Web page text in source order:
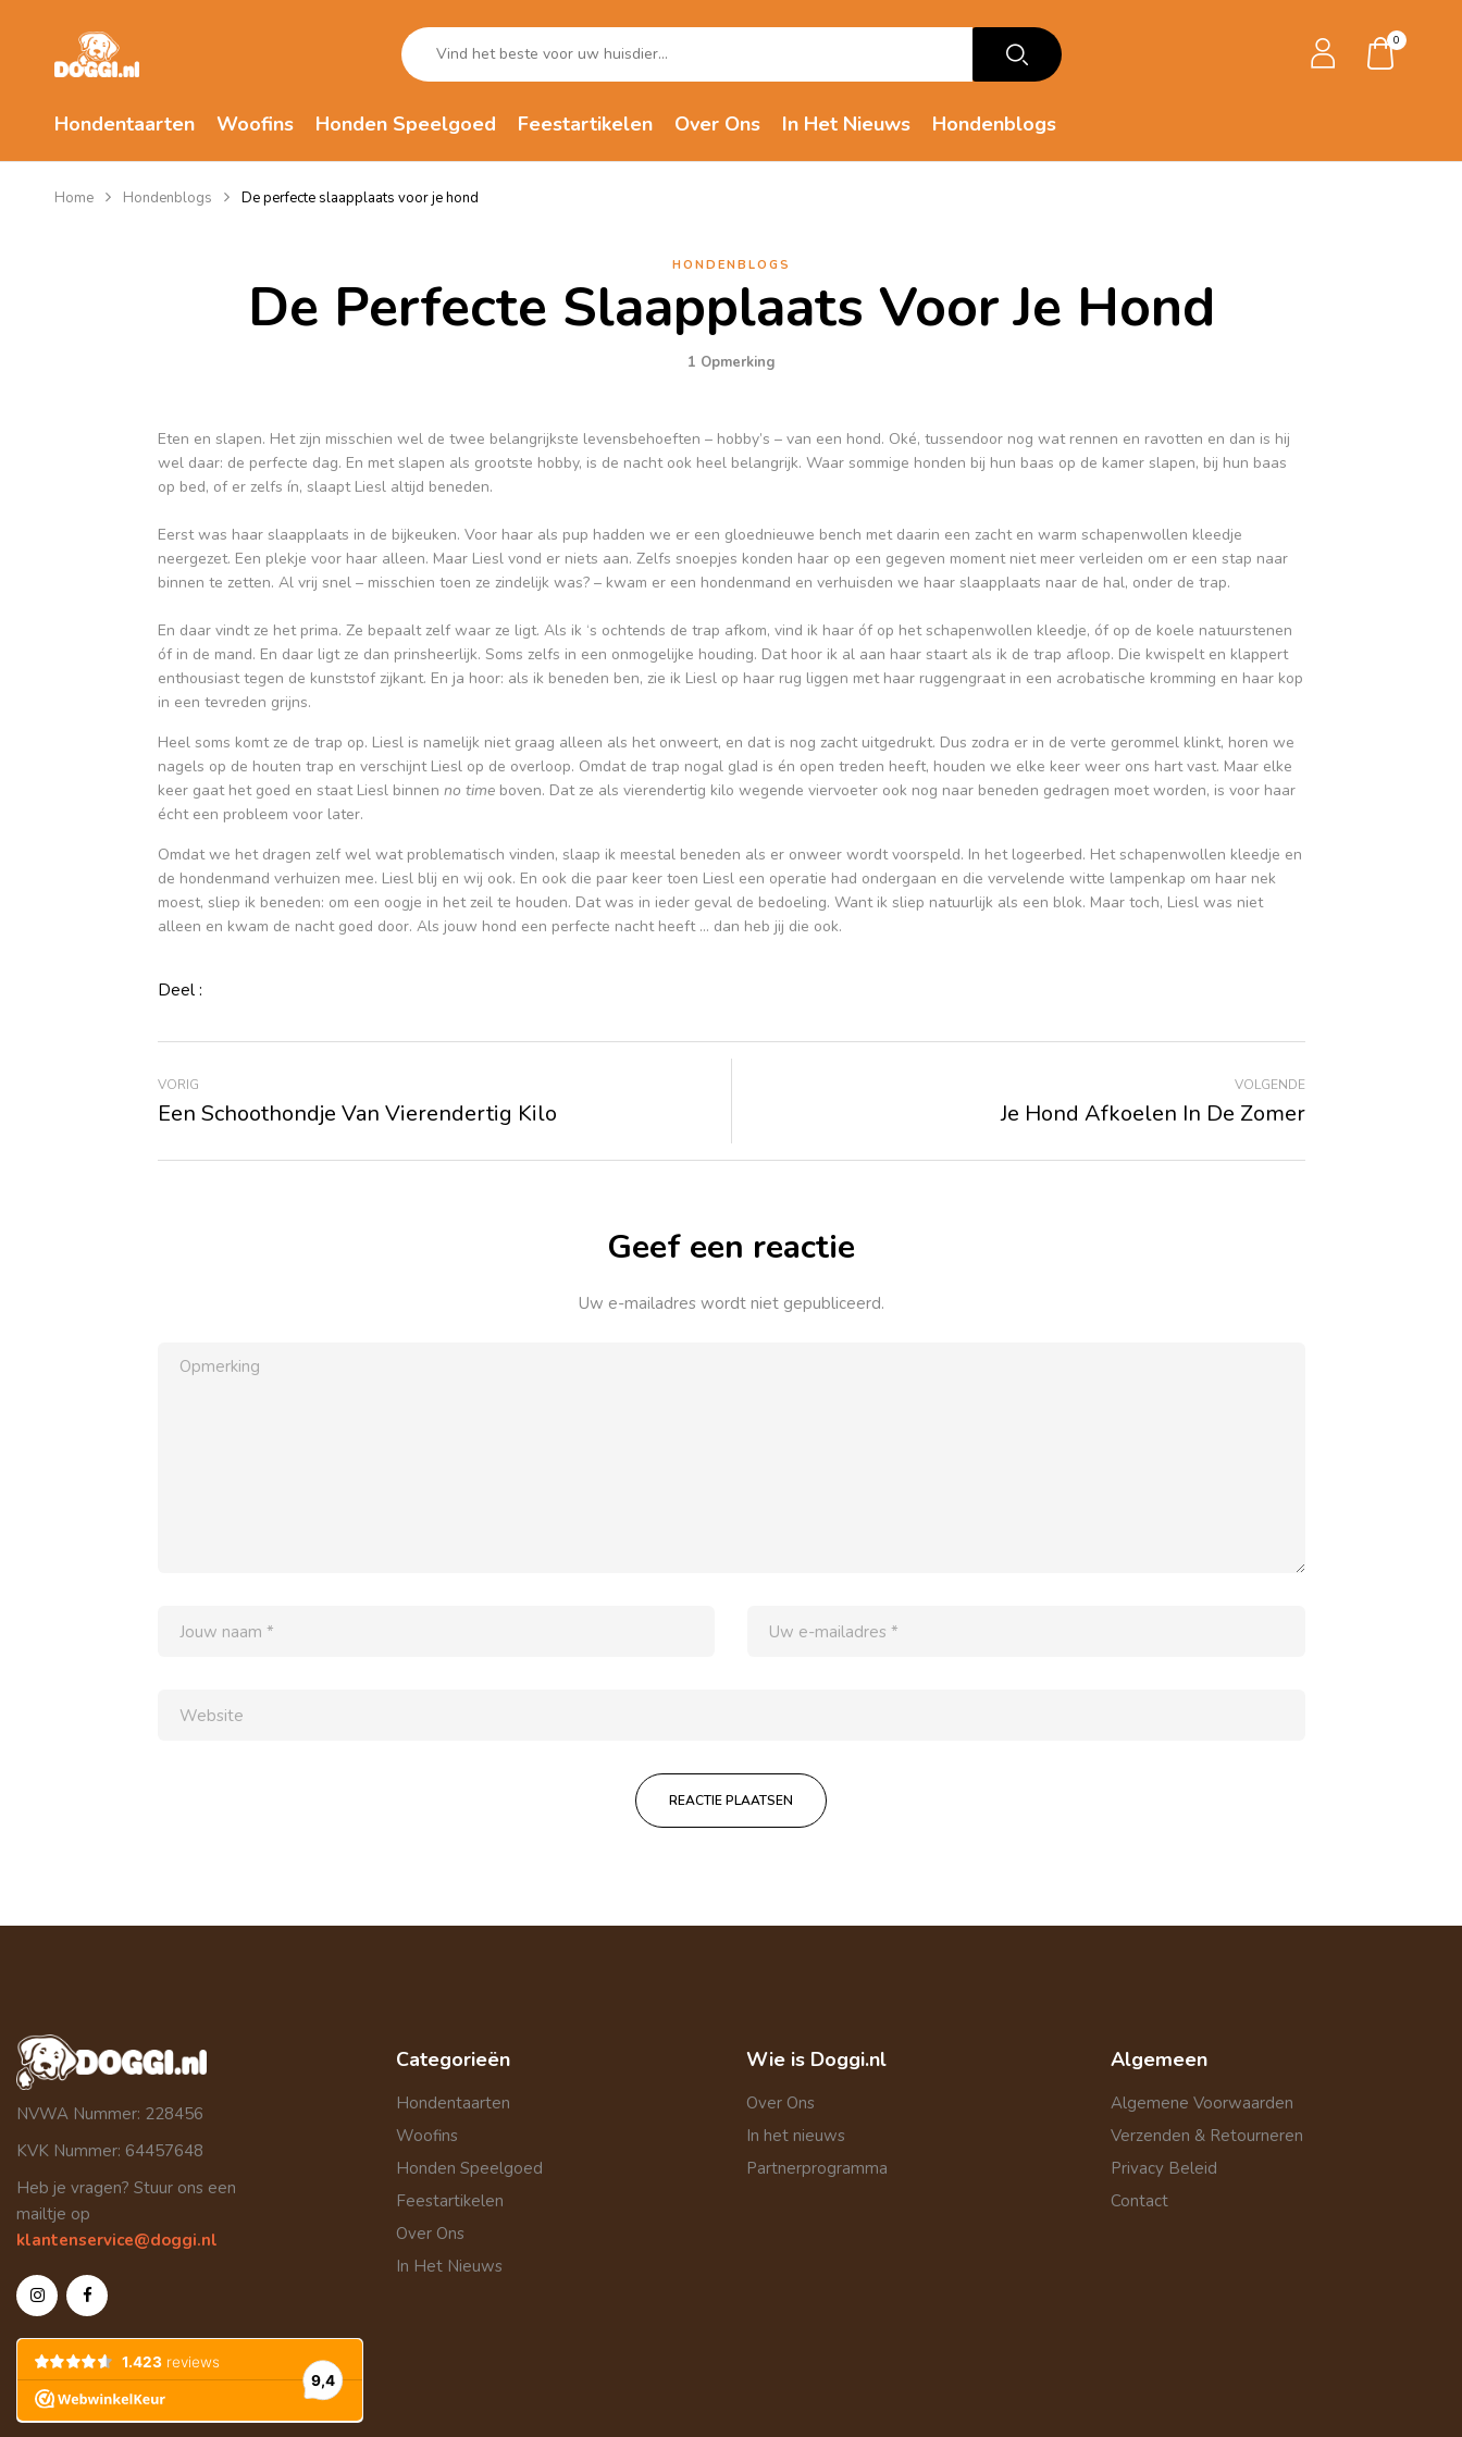
0
Hondentaarten Woofins Honden Speelgoed Feestartikelen Over Ons In Het Nieuws Hondenblogs
Home Hondenblogs De perfecte slaapplaats voor je hond
HONDENBLOGS
De Perfecte Slaapplaats Voor Je Hond
1 Opmerking
Eten en slapen. Het zijn misschien wel de twee belangrijkste levensbehoeften – hobby’s – van een hond. Oké, tussendoor nog wat rennen en ravotten en dan is hij
wel daar: de perfecte dag. En met slapen als grootste hobby, is de nacht ook heel belangrijk. Waar sommige honden bij hun baas op de kamer slapen, bij hun baas
op bed, of er zelfs ín, slaapt Liesl altijd beneden.
Eerst was haar slaapplaats in de bijkeuken. Voor haar als pup hadden we er een gloednieuwe bench met daarin een zacht en warm schapenwollen kleedje
neergezet. Een plekje voor haar alleen. Maar Liesl vond er niets aan. Zelfs snoepjes konden haar op een gegeven moment niet meer verleiden om er een stap naar
binnen te zetten. Al vrij snel – misschien toen ze zindelijk was? – kwam er een hondenmand en verhuisden we haar slaapplaats naar de hal, onder de trap.
En daar vindt ze het prima. Ze bepaalt zelf waar ze ligt. Als ik ‘s ochtends de trap afkom, vind ik haar óf op het schapenwollen kleedje, óf op de koele natuurstenen
óf in de mand. En daar ligt ze dan prinsheerlijk. Soms zelfs in een onmogelijke houding. Dat hoor ik al aan haar staart als ik de trap afloop. Die kwispelt en klappert
enthousiast tegen de kunststof zijkant. En ja hoor: als ik beneden ben, zie ik Liesl op haar rug liggen met haar ruggengraat in een acrobatische kromming en haar kop
in een tevreden grijns.
Heel soms komt ze de trap op. Liesl is namelijk niet graag alleen als het onweert, en dat is nog zacht uitgedrukt. Dus zodra er in de verte gerommel klinkt, horen we
nagels op de houten trap en verschijnt Liesl op de overloop. Omdat de trap nogal glad is én open treden heeft, houden we elke keer weer ons hart vast. Maar elke
keer gaat het goed en staat Liesl binnen no timeboven. Dat ze als vierendertig kilo wegende viervoeter ook nog naar beneden gedragen moet worden, is voor haar
écht een probleem voor later.
Omdat we het dragen zelf wel wat problematisch vinden, slaap ik meestal beneden als er onweer wordt voorspeld. In het logeerbed. Het schapenwollen kleedje en
de hondenmand verhuizen mee. Liesl blij en wij ook. En ook die paar keer toen Liesl een operatie had ondergaan en die vervelende witte lampenkap om haar nek
moest, sliep ik beneden: om een oogje in het zeil te houden. Dat was in ieder geval de bedoeling. Want ik sliep natuurlijk als een blok. Maar toch, Liesl was niet
alleen en kwam de nacht goed door. Als jouw hond een perfecte nacht heeft … dan heb jij die ook.
Deel :
VORIG
Een Schoothondje Van Vierendertig Kilo
VOLGENDE
Je Hond Afkoelen In De Zomer
Geef een reactie
Uw e-mailadres wordt niet gepubliceerd.
NVWA Nummer: 228456
KVK Nummer: 64457648
Heb je vragen? Stuur ons een
mailtje op
klantenservice@doggi.nl
Categorieën
Hondentaarten
Woofins
Honden Speelgoed
Feestartikelen
Over Ons
In Het Nieuws
Wie is Doggi.nl
Over Ons
In het nieuws
Partnerprogramma
Algemeen
Algemene Voorwaarden
Verzenden & Retourneren
Privacy Beleid
Contact